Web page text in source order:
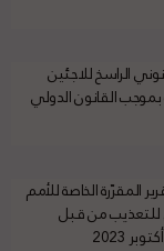
الراسخ للاجئين
القانون الدولي
المقرّرة الخاصة للأمم
للتعذيب من قبل